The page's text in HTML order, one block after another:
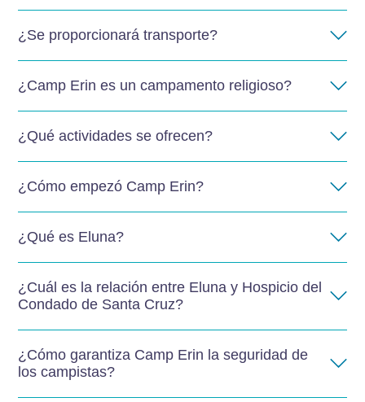
¿Se proporcionará transporte?
¿Camp Erin es un campamento religioso?
¿Qué actividades se ofrecen?
¿Cómo empezó Camp Erin?
¿Qué es Eluna?
¿Cuál es la relación entre Eluna y Hospicio del
Condado de Santa Cruz?
¿Cómo garantiza Camp Erin la seguridad de
los campistas?